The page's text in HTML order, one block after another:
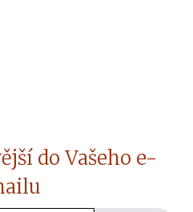
do Vašeho e-